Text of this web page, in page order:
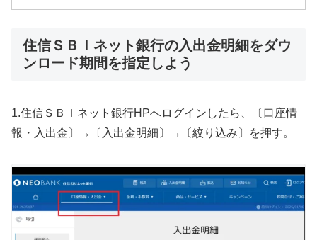
住信ＳＢＩネット銀行の入出金明細をダウ
ンロード期間を指定しよう
1.住信ＳＢＩネット銀行HPへログインしたら、〔口座情
報・入出金〕→〔入出金明細〕→〔絞り込み〕を押す。